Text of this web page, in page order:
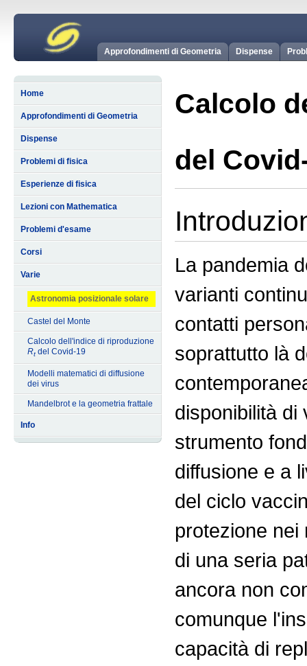
Dispense
Approfondimenti di Geometria
Home
Approfondimenti di Geometria
Dispense
Problemi di fisica
Esperienze di fisica
Lezioni con Mathematica
Problemi d'esame
Corsi
Varie
Astronomia posizionale solare
Castel del Monte
Calcolo dell'indice di riproduzione
Rt del Covid-19
Modelli matematici di diffusione
dei virus
Mandelbrot e la geometria frattale
Info
Calcolo
del
La pandemia
varianti
contatti
soprattutto là
disponibilità di
strumento
diffusione e a
del ciclo
protezione nei
di una seria
ancora non
comunque
capacità di